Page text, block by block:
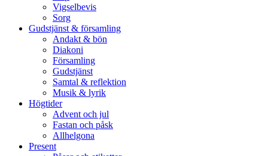
Vigselbevis
Sorg
Gudstjänst & församling
Andakt & bön
Diakoni
Församling
Gudstjänst
Samtal & reflektion
Musik & lyrik
Högtider
Advent och jul
Fastan och påsk
Allhelgona
Present